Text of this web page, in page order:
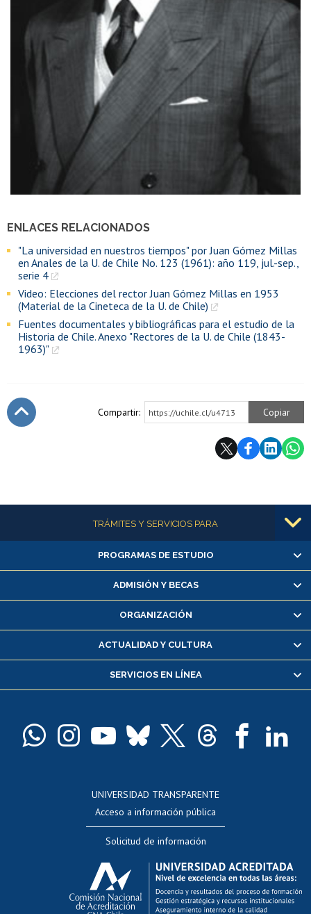
ENLACES RELACIONADOS
"La universidad en nuestros tiempos" por Juan Gómez Millas
en Anales de la U. de Chile No. 123 (1961): año 119, jul.-sep.,
serie 4
Video: Elecciones del rector Juan Gómez Millas en 1953
(Material de la Cineteca de la U. de Chile)
Fuentes documentales y bibliográficas para el estudio de la
Historia de Chile. Anexo "Rectores de la U. de Chile (1843-
1963)"
Compartir: https://uchile.cl/u4713 Copiar
Más informaciónTRÁMITES Y SERVICIOS PARA
Alumnas/os y exalumnas/os
Matrícula en línea
Inscripción y cambio de asignaturas
Consulta y certificado de notas
Servicio médico y dental
Pago de arancel y crédito alumnos
Docentes
Evaluación docente
Calificación académica
Postulación al AUCAI
Funcionarias/os
PROGRAMAS DE ESTUDIO
ADMISIÓN Y BECAS
ORGANIZACIÓN
ACTUALIDAD Y CULTURA
SERVICIOS EN LÍNEA
UNIVERSIDAD TRANSPARENTE
Acceso a información pública
Solicitud de información